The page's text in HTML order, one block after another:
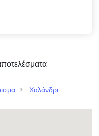
Χαλάνδρι